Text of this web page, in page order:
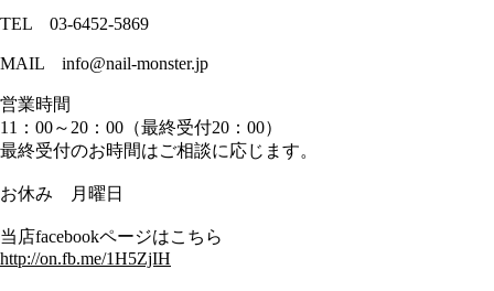
TEL 03-6452-5869
MAIL info@nail-monster.jp
営業時間
11：00～20：00（最終受付20：00）
最終受付のお時間はご相談に応じます。
お休み 月曜日
当店facebookページはこちら
http://on.fb.me/1H5ZjIH